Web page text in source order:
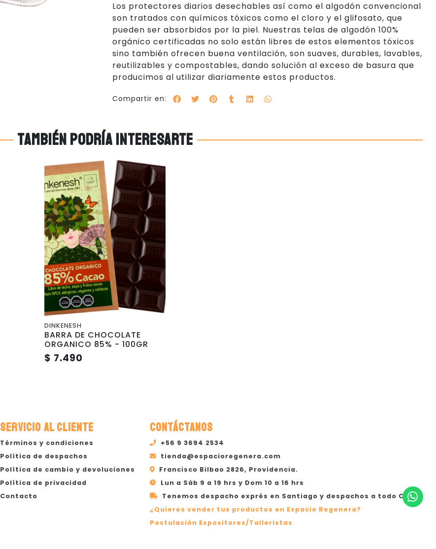
Los protectores diarios desechables así como el algodón convencional
son tratados con químicos tóxicos como el cloro y el glifosato, que
pueden ser absorbidos por la piel. Nuestras telas de algodón 100%
orgánico certificadas no solo están libres de estos elementos tóxicos
sino también ofrecen buena ventilación, son suaves, durables, lavables,
reutilizables y compostables, dando solución al exceso de basura que
producimos al utilizar diariamente estos productos.
Compartir en:
También podría interesarte
DINKENESH
BARRA DE CHOCOLATE
ORGANICO 85% - 100GR
$ 7.490
SERVICIO AL CLIENTE
Términos y condiciones
Política de despachos
Política de cambio y devoluciones
Política de privacidad
Contacto
CONTÁCTANOS
+56 9 3694 2534
tienda@espacioregenera.com
Francisco Bilbao 2826, Providencia.
Lun a Sáb 9 a 19 hrs y Dom 10 a 16 hrs
Tenemos despacho exprés en Santiago y despachos a todo Chile
¿Quieres vender tus productos en Espacio Regenera?
Postulación Expositores/Talleristas